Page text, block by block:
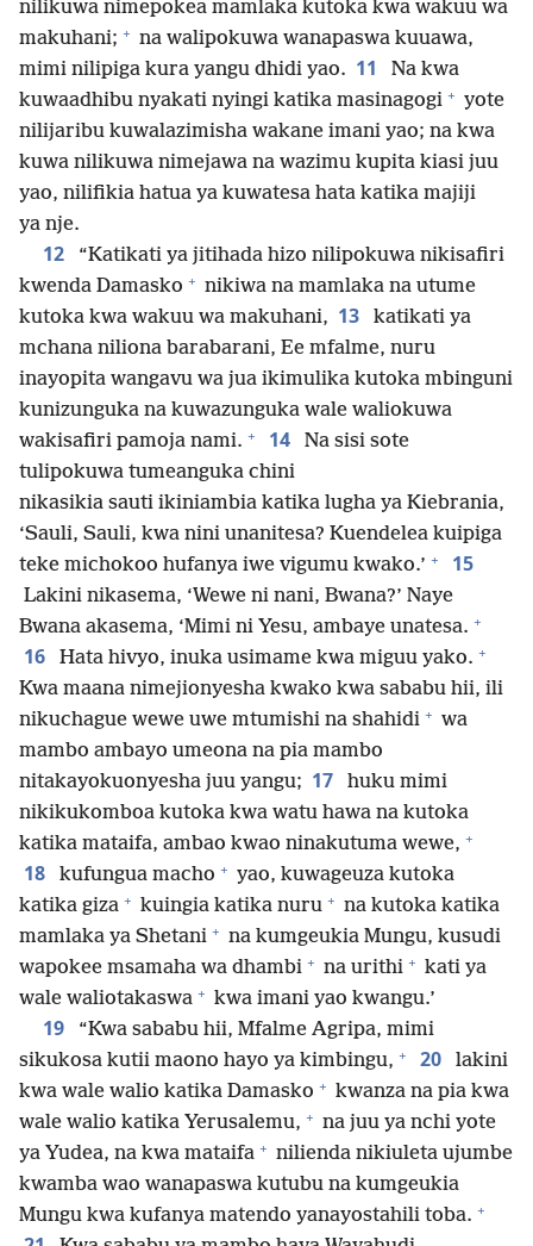
nilikuwa nimepokea mamlaka kutoka kwa wakuu wa
makuhani; + na walipokuwa wanapaswa kuuawa,
mimi nilipiga kura yangu dhidi yao. 11
Na kwa
kuwaadhibu nyakati nyingi katika masinagogi + yote
nilijaribu kuwalazimisha wakane imani yao; na kwa
kuwa nilikuwa nimejawa na wazimu kupita kiasi juu
yao, nilifikia hatua ya kuwatesa hata katika majiji
ya nje.
12
“Katikati ya jitihada hizo nilipokuwa nikisafiri
kwenda Damasko + nikiwa na mamlaka na utume
kutoka kwa wakuu wa makuhani, 13
katikati ya
mchana niliona barabarani, Ee mfalme, nuru
inayopita wangavu wa jua ikimulika kutoka mbinguni
kunizunguka na kuwazunguka wale waliokuwa
wakisafiri pamoja nami. + 14
Na sisi sote
tulipokuwa tumeanguka chini
nikasikia sauti ikiniambia katika lugha ya Kiebrania,
‘Sauli, Sauli, kwa nini unanitesa? Kuendelea kuipiga
teke michokoo hufanya iwe vigumu kwako.’ + 15
Lakini nikasema, ‘Wewe ni nani, Bwana?’ Naye
Bwana akasema, ‘Mimi ni Yesu, ambaye unatesa. +
16 Hata hivyo, inuka usimame kwa miguu yako. +
Kwa maana nimejionyesha kwako kwa sababu hii, ili
nikuchague wewe uwe mtumishi na shahidi + wa
mambo ambayo umeona na pia mambo
nitakayokuonyesha juu yangu; 17
huku mimi
nikikukomboa kutoka kwa watu hawa na kutoka
katika mataifa, ambao kwao ninakutuma wewe, +
18 kufungua macho + yao, kuwageuza kutoka
katika giza + kuingia katika nuru + na kutoka katika
mamlaka ya Shetani + na kumgeukia Mungu, kusudi
wapokee msamaha wa dhambi + na urithi + kati ya
wale waliotakaswa + kwa imani yao kwangu.’
19
“Kwa sababu hii, Mfalme Agripa, mimi
sikukosa kutii maono hayo ya kimbingu, + 20
lakini
kwa wale walio katika Damasko + kwanza na pia kwa
wale walio katika Yerusalemu, + na juu ya nchi yote
ya Yudea, na kwa mataifa + nilienda nikiuleta ujumbe
kwamba wao wanapaswa kutubu na kumgeukia
Mungu kwa kufanya matendo yanayostahili toba. +